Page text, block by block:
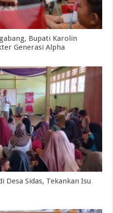
Bupati Karolin
Generasi Alpha
Desa Sidas, Tekankan Isu